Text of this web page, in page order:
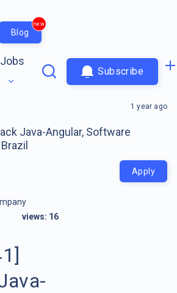
Blog
new
Subscribe
Java-Angular, Software
1 year ago
Apply
views: 16